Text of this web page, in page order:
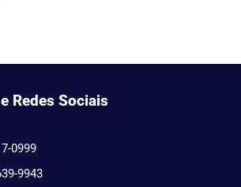
Redes Sociais
0999
9943